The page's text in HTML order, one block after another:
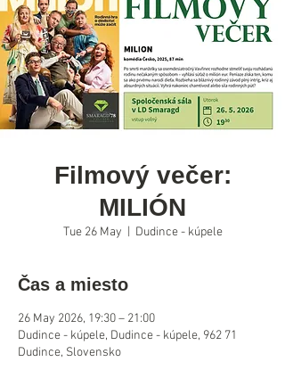
Filmový večer:
MILIÓN
Tue 26 May Dudince - kúpele
Čas a miesto
26 May 2026, 19:30 – 21:00
Dudince - kúpele, Dudince - kúpele, 962 71
Dudince, Slovensko